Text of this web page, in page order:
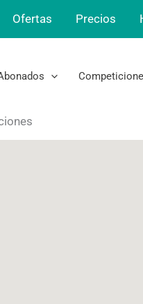
Ofertas Precios